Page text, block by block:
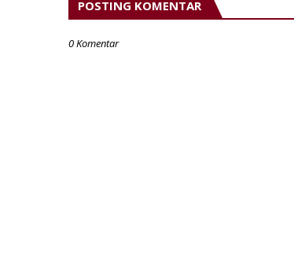
POSTING KOMENTAR
0 Komentar